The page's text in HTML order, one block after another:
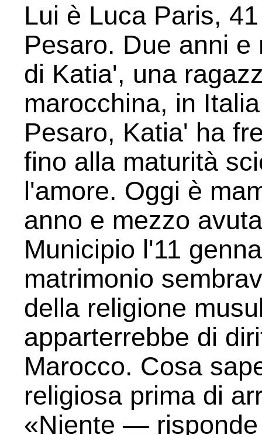
Lui è Luca Paris,
Pesaro. Due anni
di Katia', una
marocchina, in
Pesaro, Katia' ha
fino alla maturità
l'amore. Oggi è
anno e mezzo
Municipio l'11
matrimonio
della religione
apparterrebbe di
Marocco. Cosa
religiosa prima di
«Niente —